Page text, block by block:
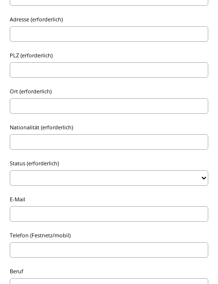
Adresse (erforderlich)
PLZ (erforderlich)
Ort (erforderlich)
Nationalität (erforderlich)
Status (erforderlich)
E-Mail
Telefon (Festnetz/mobil)
Beruf